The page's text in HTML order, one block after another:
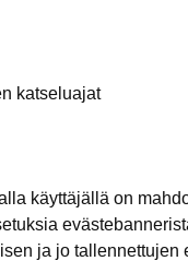
katseluajat
käyttäjällä on
ja jo tallennettujen